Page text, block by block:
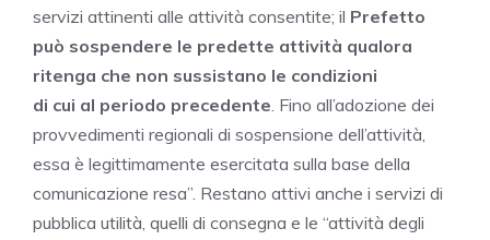
servizi attinenti alle attività consentite; il Prefetto
può sospendere le predette attività qualora
ritenga che non sussistano le condizioni
di cui al periodo precedente. Fino all’adozione dei
provvedimenti regionali di sospensione dell’attività,
essa è legittimamente esercitata sulla base della
comunicazione resa”. Restano attivi anche i servizi di
pubblica utilità, quelli di consegna e le “attività degli